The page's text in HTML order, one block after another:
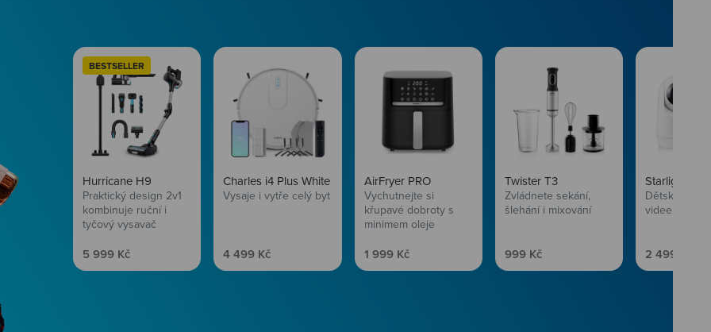
BESTSELLER
Hurricane H9
Praktický design 2v1
kombinuje ruční i
tyčový vysavač
Prodejní cena
5 999 Kč
Charles i4 Plus White
Vysaje i vytře celý byt
Prodejní cena
4 499 Kč
AirFryer PRO
Vychutnejte si
křupavé dobroty s
minimem oleje
Prodejní cena
1 999 Kč
Twister T3
Zvládnete sekání,
šlehání i mixování
Prodejní cena
999 Kč
Starlight SL5
Dětská
videem
Prodejní
2 499 Kč
Péče o vlasy